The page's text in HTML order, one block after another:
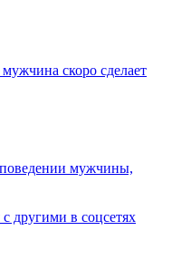
скоро сделает
мужчины,
с другими в соцсетях